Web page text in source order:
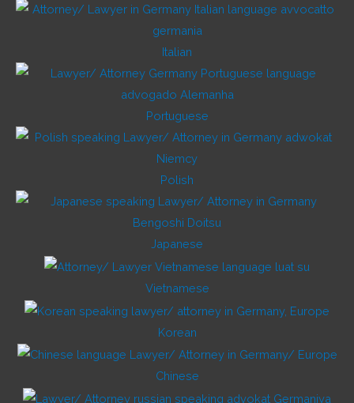
Italian
Portuguese
Polish
Japanese
Vietnamese
Korean
Chinese